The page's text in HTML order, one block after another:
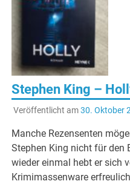
Stephen King –
Veröffentlicht am30. Oktober
Manche Rezensenten
Stephen King nicht für den
wieder einmal hebt er sich
Krimimassenware